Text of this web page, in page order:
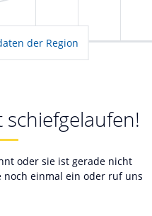
der Region
oder sie ist gerade nicht
einmal ein oder ruf uns